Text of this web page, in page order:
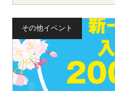
その他イベント